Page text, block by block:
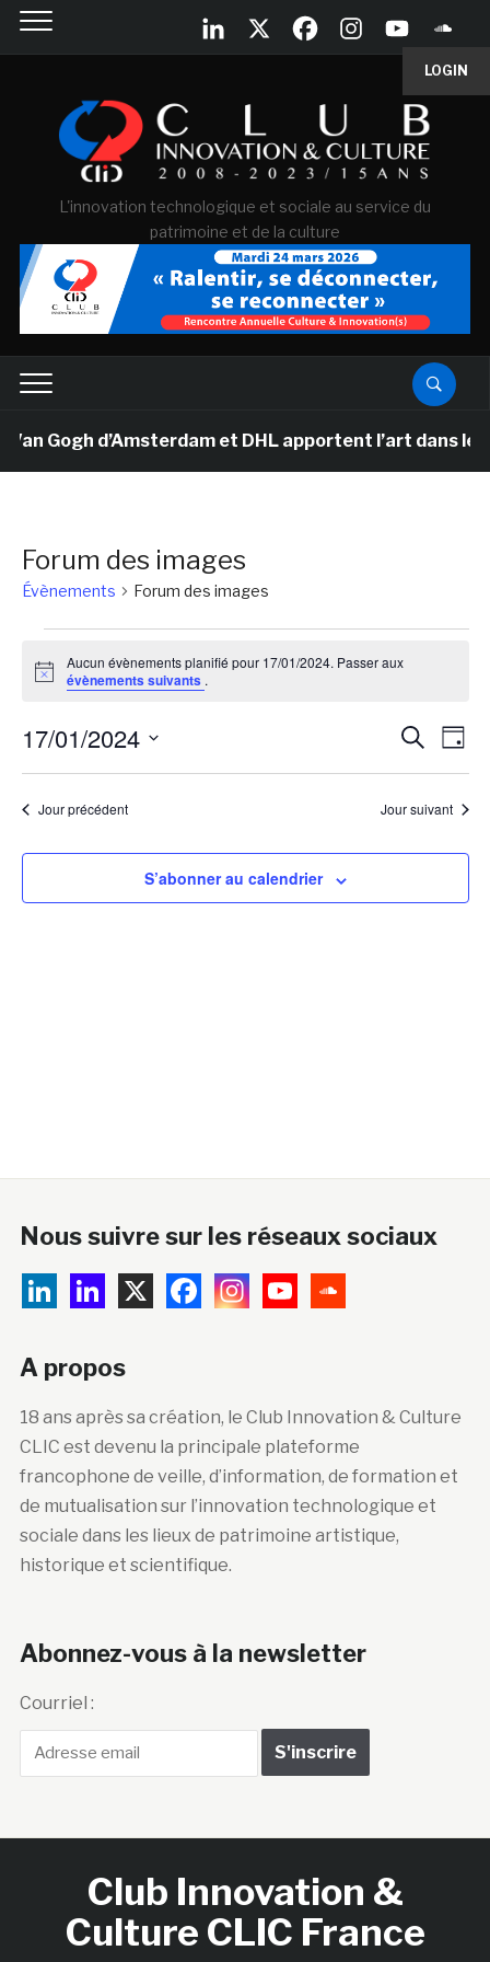
LOGIN
L'innovation technologique et sociale au service du
patrimoine et de la culture
Gogh d’Amsterdam et DHL apportent l’art dans
Forum des images
Évènements Forum des images
for
Notice
Aucun évènements planifié pour 17/01/2024. Passer aux
évènements suivants .
et
de
Jour
17/01/2024
Sélectionnez
uneJour précédent Jour suivant
S’abonner au calendrier
Nous suivre sur les réseaux sociaux
A propos
18 ans après sa création, le Club Innovation & Culture
CLIC est devenu la principale plateforme
francophone de veille, d’information, de formation et
de mutualisation sur l’innovation technologique et
sociale dans les lieux de patrimoine artistique,
historique et scientifique.
Abonnez-vous à la newsletter
Courriel :
Club Innovation &
Culture CLIC France